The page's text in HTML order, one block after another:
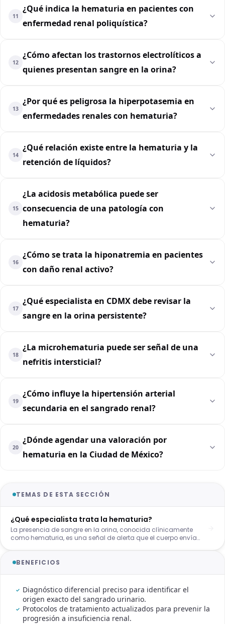
11
¿Qué indica la hematuria en pacientes con
enfermedad renal poliquística?
12
¿Cómo afectan los trastornos electrolíticos a
quienes presentan sangre en la orina?
13
¿Por qué es peligrosa la hiperpotasemia en
enfermedades renales con hematuria?
14
¿Qué relación existe entre la hematuria y la
retención de líquidos?
15
¿La acidosis metabólica puede ser
consecuencia de una patología con
hematuria?
16
¿Cómo se trata la hiponatremia en pacientes
con daño renal activo?
17
¿Qué especialista en CDMX debe revisar la
sangre en la orina persistente?
18
¿La microhematuria puede ser señal de una
nefritis intersticial?
19
¿Cómo influye la hipertensión arterial
secundaria en el sangrado renal?
20
¿Dónde agendar una valoración por
hematuria en la Ciudad de México?
TEMAS DE ESTA SECCIÓN
¿Qué especialista trata la hematuria?
La presencia de sangre en la orina, conocida clínicamente
como hematuria, es una señal de alerta que el cuerpo envía
para descartar patologías graves, desde infecciones comunes
asegurando que el paciente reciba un diagnóstico certero y un
tratamiento diseñado para proteger su función renal a largo
plazo.
BENEFICIOS
Diagnóstico diferencial preciso para identificar el
origen exacto del sangrado urinario.
Protocolos de tratamiento actualizados para prevenir la
progresión a insuficiencia renal.